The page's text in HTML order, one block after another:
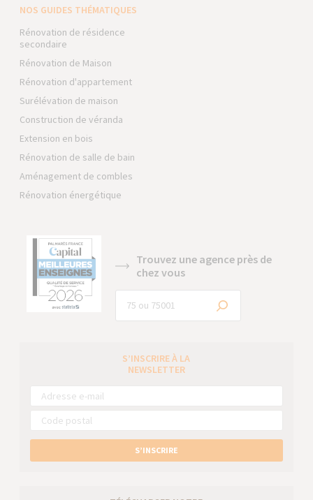
NOS GUIDES THÉMATIQUES
Rénovation de résidence
secondaire
Rénovation de Maison
Rénovation d'appartement
Surélévation de maison
Construction de véranda
Extension en bois
Rénovation de salle de bain
Aménagement de combles
Rénovation énergétique
Trouvez une agence près de
chez vous
S’INSCRIRE À LA
NEWSLETTER
S’INSCRIRE